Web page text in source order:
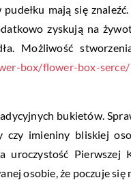
mają się
zyskują na
Możliwość
box/flower-box-serce/
bukietów.
imieniny bliskiej
Pierwszej
osobie, że poczuje